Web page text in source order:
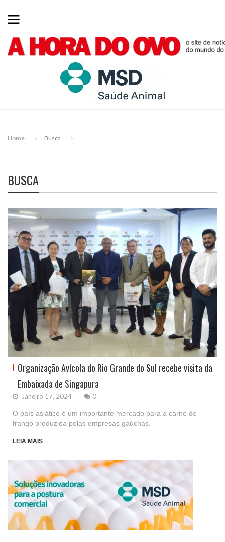
Home Busca
BUSCA
Organização Avícola do Rio Grande do Sul recebe visita da
Embaixada de Singapura
Janeiro 17, 2024 0
O país asiático é um importante mercado para a carne de
frango produzida pelas empresas gaúchas.
LEIA MAIS